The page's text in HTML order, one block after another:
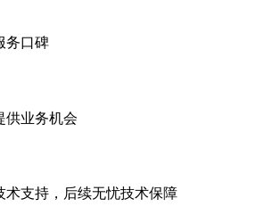
务口碑
供业务机会
术支持，后续无忧技术保障